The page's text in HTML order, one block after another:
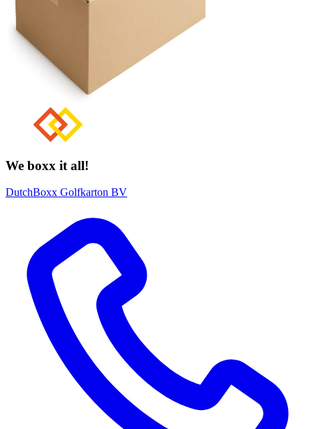
We boxx it all!
DutchBoxx Golfkarton BV